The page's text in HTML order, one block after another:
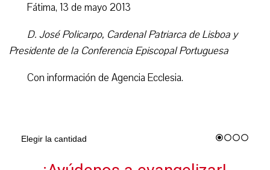
Fátima, 13 de mayo 2013
D. José Policarpo, Cardenal Patriarca de Lisboa y
Presidente de la Conferencia Episcopal Portuguesa
Con información de Agencia Ecclesia.